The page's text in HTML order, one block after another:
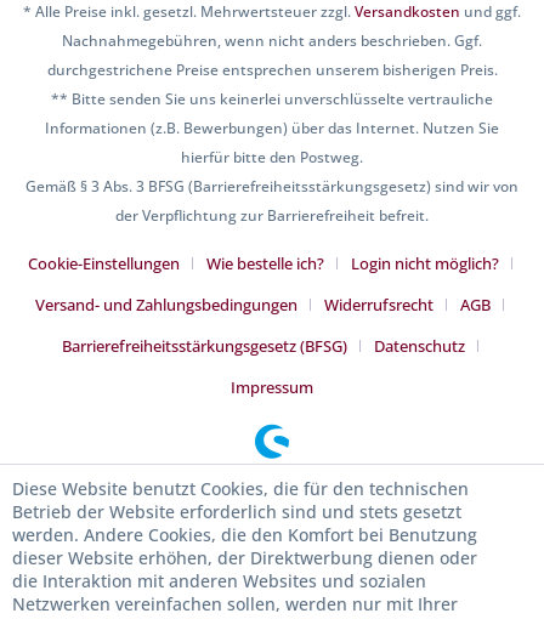
* Alle Preise inkl. gesetzl. Mehrwertsteuer zzgl.Versandkosten und ggf.
Nachnahmegebühren, wenn nicht anders beschrieben. Ggf.
durchgestrichene Preise entsprechen unserem bisherigen Preis.
** Bitte senden Sie uns keinerlei unverschlüsselte vertrauliche
Informationen (z.B. Bewerbungen) über das Internet. Nutzen Sie
hierfür bitte den Postweg.
Gemäß § 3 Abs. 3 BFSG (Barrierefreiheitsstärkungsgesetz) sind wir von
der Verpflichtung zur Barrierefreiheit befreit.
Cookie-Einstellungen Wie bestelle ich?
Login nicht möglich?
Versand- und Zahlungsbedingungen
Widerrufsrecht
AGB
Barrierefreiheitsstärkungsgesetz (BFSG)
Datenschutz
Impressum
Diese Website benutzt Cookies, die für den technischen
Betrieb der Website erforderlich sind und stets gesetzt
werden. Andere Cookies, die den Komfort bei Benutzung
dieser Website erhöhen, der Direktwerbung dienen oder
die Interaktion mit anderen Websites und sozialen
Netzwerken vereinfachen sollen, werden nur mit Ihrer